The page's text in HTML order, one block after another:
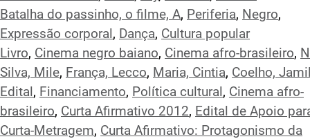
Batalha do passinho, o filme, A, Periferia, Negro,
Expressão corporal , Dança, Cultura popular
Livro, Cinema negro baiano, Cinema afro-brasileiro,
Silva, Mile, França, Lecco, Maria, Cintia, Coelho,
Edital , Financiamento, Política cultural , Cinema afro-
brasileiro, Curta Afirmativo 2012, Edital de Apoio
Curta-Metragem, Curta Afirmativo: Protagonismo da